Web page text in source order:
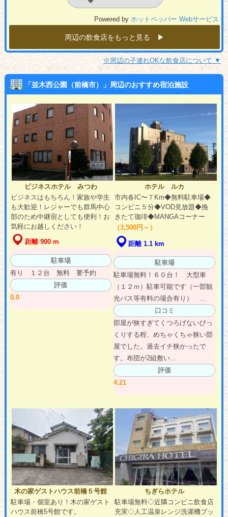
Powered by ホットペッパー Webサービス
周辺の飲食店をもっと見る ▶︎
※周辺の子連れOKな飲食店について ▼
「並木西公園（前橋市）」周辺のおすすめ宿泊施設
ビジネスホテル みつわ
ビジネスはもちろん！家族や学生
も大歓迎！レジャーでも群馬中心
部のため中継宿としても便利！お
気軽にお越しください！
距離 900 m
駐車場
有り １２台 無料 要予約
評価
0.0
ホテル ルカ
市内各IC〜７Km◆無料駐車場◆
コンビニ５分◆VOD見放題◆挽
きたて珈琲◆MANGAコーナー
（3,500円～）
距離 1.1 km
駐車場
駐車場無料！６０台！ 大型車
（１２ｍ）駐車可能です（一部観
光バス等有料の場合有り） ...
口コミ
部屋が狭すぎてくつろげないびっ
くりする程、めちゃくちゃ狭い部
屋でした。過去イチ狭かったで
す。布団が2組敷い...
評価
4.21
木の家ゲストハウス前橋５号館
駐車場・個室あり！木の家ゲスト
ハウス前橋5号館です。
ちぎらホテル
駐車場無料◇近隣コンビニ飲食店
充実◇人工温泉レンジ洗濯機ブッ